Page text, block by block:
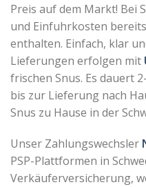
Preis auf dem Markt! Bei
und Einfuhrkosten
enthalten. Einfach, klar
Lieferungen erfolgen mit
frischen Snus. Es dauert
bis zur Lieferung nach
Snus zu Hause in der
Unser Zahlungswechsler
PSP-Plattformen in
Verkäuferversicherung,